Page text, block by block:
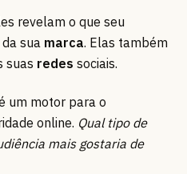
revelam o que seu
sua marca. Elas também
suas redes sociais.
um motor para o
online. Qual tipo de
mais gostaria de